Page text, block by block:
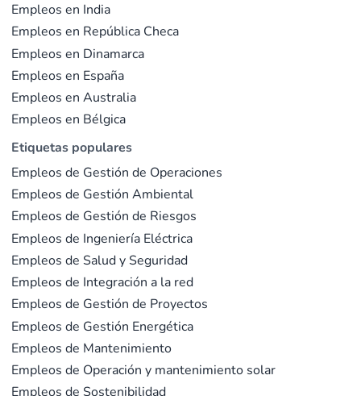
Empleos en India
Empleos en República Checa
Empleos en Dinamarca
Empleos en España
Empleos en Australia
Empleos en Bélgica
Etiquetas populares
Empleos de Gestión de Operaciones
Empleos de Gestión Ambiental
Empleos de Gestión de Riesgos
Empleos de Ingeniería Eléctrica
Empleos de Salud y Seguridad
Empleos de Integración a la red
Empleos de Gestión de Proyectos
Empleos de Gestión Energética
Empleos de Mantenimiento
Empleos de Operación y mantenimiento solar
Empleos de Sostenibilidad